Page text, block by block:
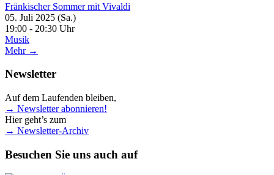
Fränkischer Sommer mit Vivaldi
05. Juli 2025 (Sa.)
19:00 - 20:30 Uhr
Musik
Mehr →
Newsletter
Auf dem Laufenden bleiben,
→ Newsletter abonnieren!
Hier geht’s zum
→ Newsletter-Archiv
Besuchen Sie uns auch auf